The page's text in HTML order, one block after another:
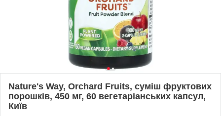
Nature's Way, Orchard Fruits, суміш фруктових
порошків, 450 мг, 60 вегетаріанських капсул,
Київ